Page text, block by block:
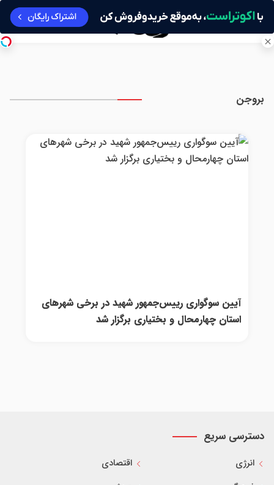
بروجن
آیین سوگواری رییس‌جمهور شهید در برخی شهرهای
استان چهارمحال و بختیاری برگزار شد
دسترسی سریع
انرژی
اقتصادی